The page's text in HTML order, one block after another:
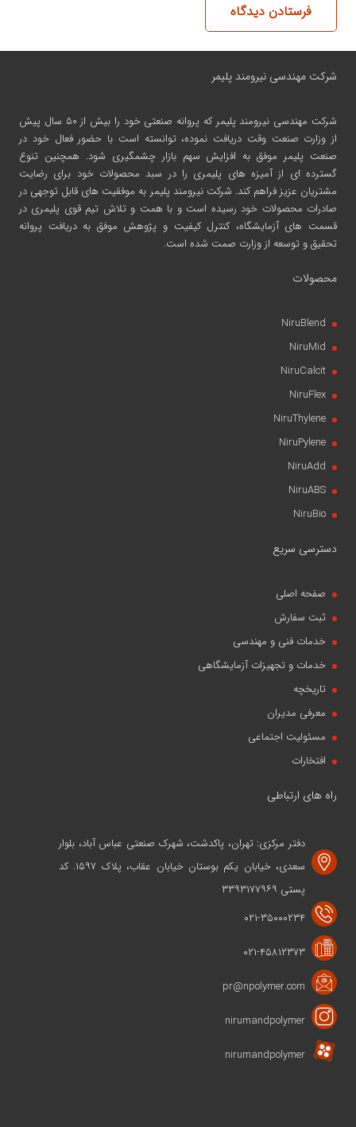
فرستادن دیدگاه
شرکت مهندسی نیرومند پلیمر
شرکت مهندسی نیرومند پلیمر
که پروانه صنعتی خود را بیش از ۵۰ سال پیش
از وزارت صنعت وقت دریافت نموده، توانسته است با حضور فعال خود در
صنعت پلیمر موفق به افزایش سهم بازار چشمگیری شود. همچنین تنوع
گسترده ای از آمیزه های پلیمری را در سبد محصولات خود برای رضایت
مشتریان عزیز فراهم کند. شرکت نیرومند پلیمر به موفقیت های قابل توجهی در
صادرات محصولات خود رسیده است و با همت و تلاش تیم قوی پلیمری در
قسمت های آزمایشگاه، کنترل کیفیت و پژوهش موفق به دریافت پروانه
تحقیق و توسعه از وزارت صمت شده است.
محصولات
NiruBlend
NiruMid
NiruCalcit
NiruFlex
NiruThylene
NiruPylene
NiruAdd
NiruABS
NiruBio
دسترسی سریع
صفحه اصلی
ثبت سفارش
خدمات فنی و مهندسی
خدمات و تجهیزات آزمایشگاهی
تاریخچه
معرفی مدیران
مسئولیت اجتماعی
افتخارات
راه های ارتباطی
دفتر مرکزی: تهران، پاکدشت، شهرک صنعتی عباس آباد، بلوار
سعدی، خیابان یکم بوستان خیابان عقاب، پلاک ۱۵۹۷. کد
پستی ۳۳۹۳۱۷۷۹۶۹
۰۲۱-۳۵۰۰۰۲۳۴
۰۲۱-۴۵۸۱۲۳۷۳
pr@npolymer.com
nirumandpolymer
nirumandpolymer